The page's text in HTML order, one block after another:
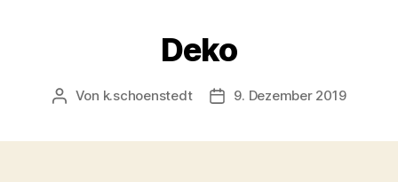
Deko
Beitragsautor
Von k.schoenstedt Beitragsdatum
9. Dezember 2019